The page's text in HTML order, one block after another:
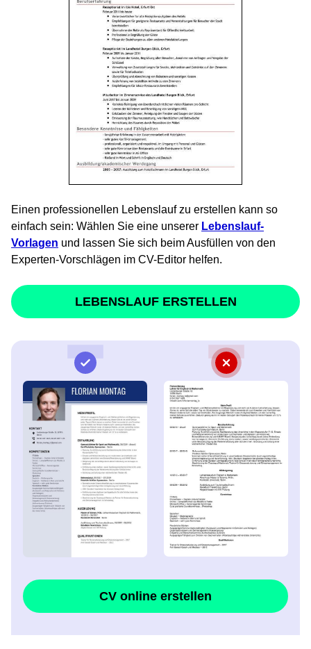
Einen professionellen Lebenslauf zu erstellen kann so
einfach sein: Wählen Sie eine unserer Lebenslauf-
Vorlagen und lassen Sie sich beim Ausfüllen von den
Experten-Vorschlägen im CV-Editor helfen.
LEBENSLAUF ERSTELLEN
CV online erstellen